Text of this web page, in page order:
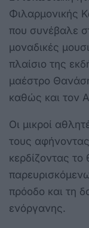
Φιλαρμονικής
που συνέβαλε
μοναδικές
πλαίσιο της
μαέστρο
καθώς και τον
Οι μικροί
τους αφήνοντας
κερδίζοντας
πρόοδο και τη
ενόργανης.